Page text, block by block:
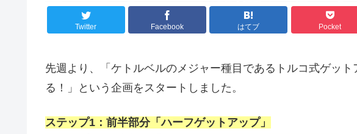
Twitter Facebook はてブ Pocket
先週より、「ケトルベルのメジャー種目であるトルコ式ゲッ
る！」という企画をスタートしました。
ステップ1：前半部分「ハーフゲットアップ」